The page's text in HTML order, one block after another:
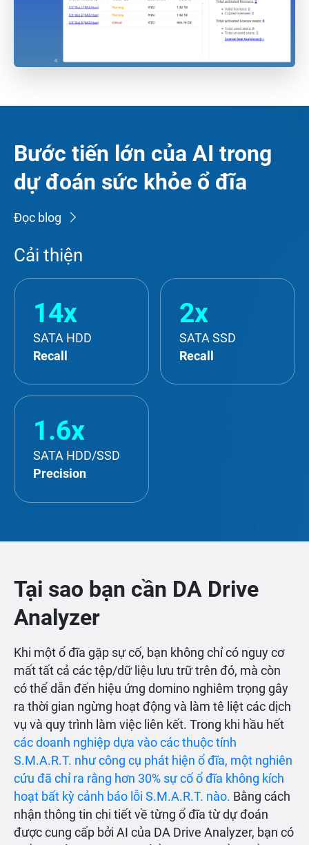
Bước tiến lớn của AI trong
dự đoán sức khỏe ổ đĩa
Đọc blog
Cải thiện
14x
SATA HDD
Recall
2x
SATA SSD
Recall
1.6x
SATA HDD/SSD
Precision
Tại sao bạn cần DA Drive
Analyzer
Khi một ổ đĩa gặp sự cố, bạn không chỉ có nguy cơ
mất tất cả các tệp/dữ liệu lưu trữ trên đó, mà còn
có thể dẫn đến hiệu ứng domino nghiêm trọng gây
ra thời gian ngừng hoạt động và làm tê liệt các dịch
vụ và quy trình làm việc liên kết. Trong khi hầu hết
các doanh nghiệp dựa vào các thuộc tính
S.M.A.R.T. như công cụ phát hiện ổ đĩa, một nghiên
cứu đã chỉ ra rằng hơn 30% sự cố ổ đĩa không kích
hoạt bất kỳ cảnh báo lỗi S.M.A.R.T. nào. Bằng cách
nhận thông tin chi tiết về từng ổ đĩa từ dự đoán
được cung cấp bởi AI của DA Drive Analyzer, bạn có